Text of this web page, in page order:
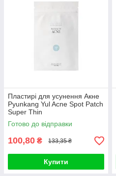
Пластирі для усунення Акне
Pyunkang Yul Acne Spot Patch
Super Thin
Готово до відправки
100,80 ₴ 133,35 ₴
Купити